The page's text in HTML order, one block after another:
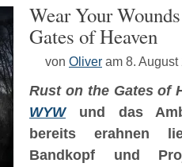
Wear Your
Gates of Heaven
von Oliver am 8. August
Rust on the Gates of
WYWund das
bereits erahnen
Bandkopf und